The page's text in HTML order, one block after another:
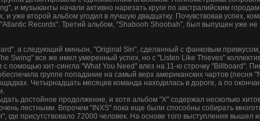
и музыканты начали активно нарезать круги по австралийским городам
и уже второй альбом угодил в лучшую двадцатку. Почувствовав успех,
Records". Третий альбом, "Shabooh Shoobah", был выпущен уже не
а следующий миньон, "Original Sin", сделанный с фанковым привкусом,
Swing" все же имел умеренный успех, но с "Listen Like Thieves"
помощью хит-сингла "What You Need" влез на 11-ю строчку "Billboard".
группе попадание на самый верх американских чартов (песня
Четырнадцать месяцев команда находилась в дороге, а по
достойное продолжение, и хотя альбом "X" содержал несколько
лестными. Впрочем "INXS" пока еще были способны собирать
где присутствовало 72000 человек. На основе того выступления вышел